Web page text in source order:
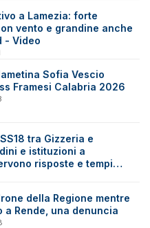
a Lamezia: forte
vento e grandine anche
- Video
Sofia Vescio
Framesi Calabria 2026
tra Gizzeria e
e istituzioni a
risposte e tempi
della Regione mentre
Rende, una denuncia